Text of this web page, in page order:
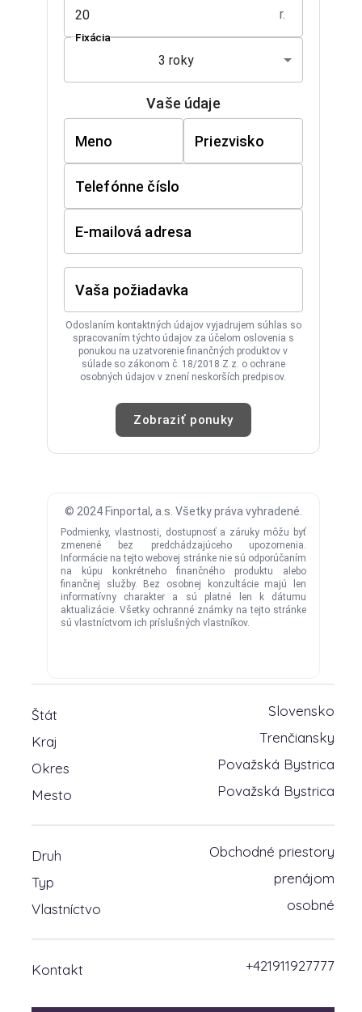
Štát
Slovensko
Kraj
Trenčiansky
Okres
Považská Bystrica
Mesto
Považská Bystrica
Druh
Obchodné priestory
Typ
prenájom
Vlastníctvo
osobné
Kontakt +421911927777